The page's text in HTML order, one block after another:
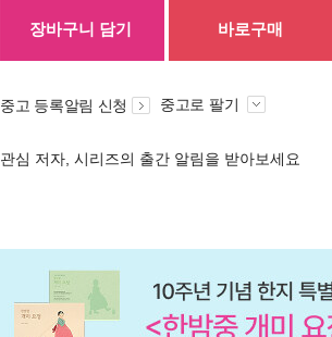
장바구니 담기 바로구매
중고 등록알림 신청 중고로 팔기
관심 저자, 시리즈의 출간 알림을 받아보세요